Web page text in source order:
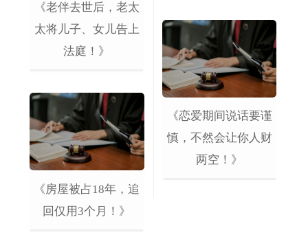
《老伴去世后，老太
太将儿子、女儿告上
法庭！》
《房屋被占18年，追
回仅用3个月！》
《恋爱期间说话要谨
慎，不然会让你人财
两空！》